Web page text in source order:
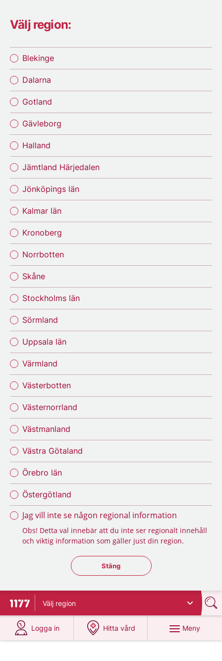
Välj region:
Blekinge
Dalarna
Gotland
Gävleborg
Halland
Jämtland Härjedalen
Jönköpings län
Kalmar län
Kronoberg
Norrbotten
Skåne
Stockholms län
Sörmland
Uppsala län
Värmland
Västerbotten
Västernorrland
Västmanland
Västra Götaland
Örebro län
Östergötland
Jag vill inte se någon regional information
Obs! Detta val innebär att du inte ser regionalt innehåll
och viktig information som gäller just din region.
Stäng regionsväljaren
Stäng
Till startsidan för 1177
Välj region
Logga in
på 1177.se
Hitta vård
på 1177.se
Meny